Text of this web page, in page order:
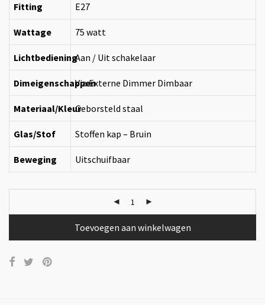
Fitting E27
Wattage 75 watt
LichtbedieningAan / Uit schakelaar
DimeigenschappenVia Externe Dimmer Dimbaar
Materiaal/KleurGeborsteld staal
Glas/Stof Stoffen kap – Bruin
Beweging Uitschuifbaar
Toevoegen aan winkelwagen